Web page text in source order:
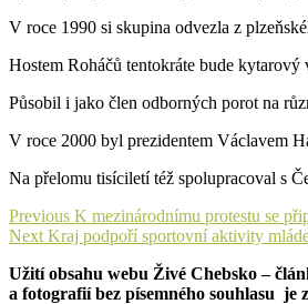
V roce 1990 si skupina odvezla z
Hostem Roháčů tentokráte bude
Působil i jako člen odborných porot na
V roce 2000 byl prezidentem Václavem
Na přelomu tisíciletí též spolupracoval s
Navigace
pro
příspěvek
Previous Previous
post:
K mezinárodnímu protestu se
Next Next
Kraj podpoří sportovní aktivity
Užití obsahu webu Živé Chebsko –
a fotografií bez písemného souhlasu je